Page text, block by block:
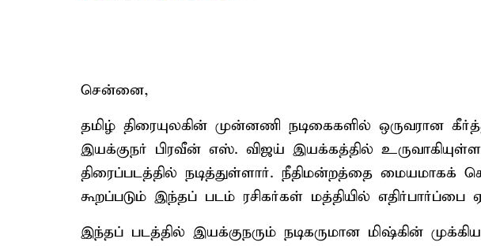
சென்னை,
தமிழ் திரையுலகின் முன்னணி நடிகைகளில் ஒருவரான
இயக்குநர் பிரவீன் எஸ். விஜய் இயக்கத்தில் உருவாகியுள்ள
திரைப்படத்தில் நடித்துள்ளார். நீதிமன்றத்தை மையமாகக்
கூறப்படும் இந்தப் படம் ரசிகர்கள் மத்தியில் எதிர்பார்ப்பை
இந்தப் படத்தில் இயக்குநரும் நடிகருமான மிஷ்கின் முக்கிய